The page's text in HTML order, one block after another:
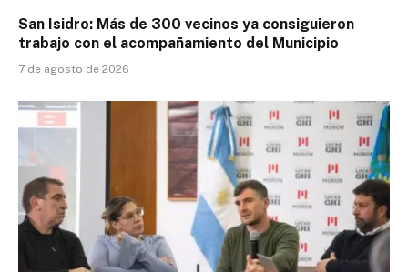
San Isidro: Más de 300 vecinos ya consiguieron
trabajo con el acompañamiento del Municipio
7 de agosto de 2026